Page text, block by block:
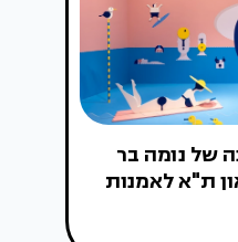
של נומה בר
ת"א לאמנות